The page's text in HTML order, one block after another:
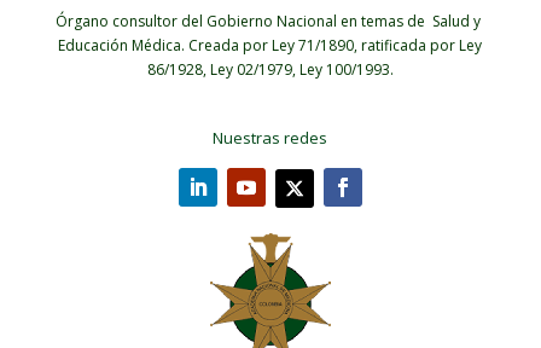
Órgano consultor del Gobierno Nacional en temas de Salud y
Educación Médica. Creada por Ley 71/1890, ratificada por Ley
86/1928, Ley 02/1979, Ley 100/1993.
Nuestras redes